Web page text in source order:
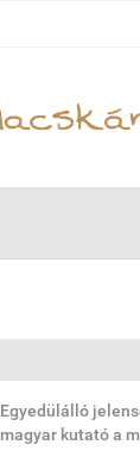
Egyedülálló
magyar kutató a